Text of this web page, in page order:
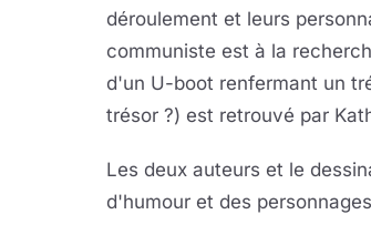
déroulement et leurs
communiste est à la
d'un U-boot renfermant un
trésor ?) est retrouvé par
Les deux auteurs et le
d'humour et des